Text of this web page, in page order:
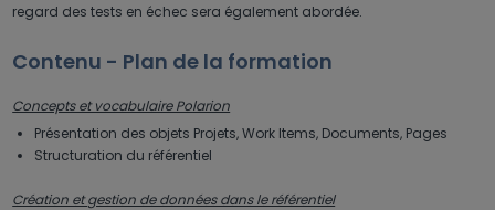
regard des tests en échec sera également abordée.
Contenu - Plan de la formation
Concepts et vocabulaire Polarion
Présentation des objets Projets, Work Items, Documents, Pages
Structuration du référentiel
Création et gestion de données dans le référentiel